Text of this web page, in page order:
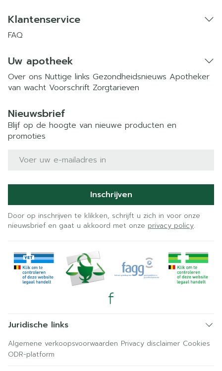
Klantenservice
FAQ
Uw apotheek
Over ons Nuttige links Gezondheidsnieuws Apotheker
van wacht Voorschrift Zorgtarieven
Nieuwsbrief
Blijf op de hoogte van nieuwe producten en
promoties
E-mail adres
Inschrijven
Door op inschrijven te klikken, schrijft u zich in voor onze
nieuwsbrief en gaat u akkoord met onze privacy policy.
Juridische links
Algemene verkoopsvoorwaarden Privacy disclaimer Cookies
ODR-platform